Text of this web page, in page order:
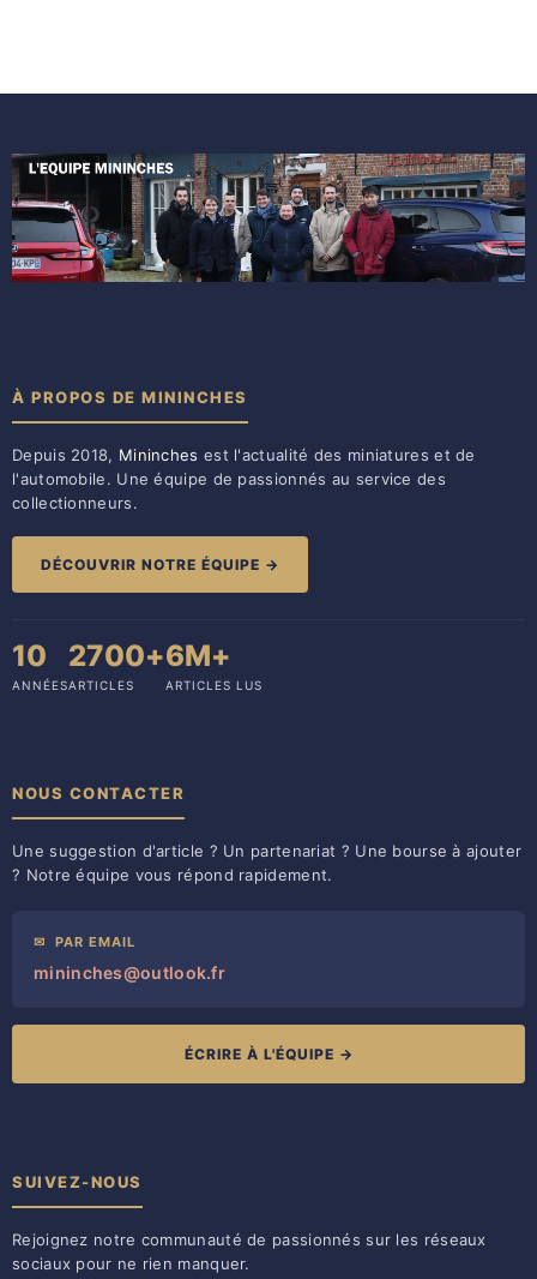
À PROPOS DE MININCHES
Depuis 2018, Mininches est l'actualité des miniatures et de
l'automobile. Une équipe de passionnés au service des
collectionneurs.
DÉCOUVRIR NOTRE ÉQUIPE →
10
ANNÉES
2700+
ARTICLES
6M+
ARTICLES LUS
NOUS CONTACTER
Une suggestion d'article ? Un partenariat ? Une bourse à ajouter
? Notre équipe vous répond rapidement.
✉ PAR EMAIL
mininches@outlook.fr
ÉCRIRE À L'ÉQUIPE →
SUIVEZ-NOUS
Rejoignez notre communauté de passionnés sur les réseaux
sociaux pour ne rien manquer.